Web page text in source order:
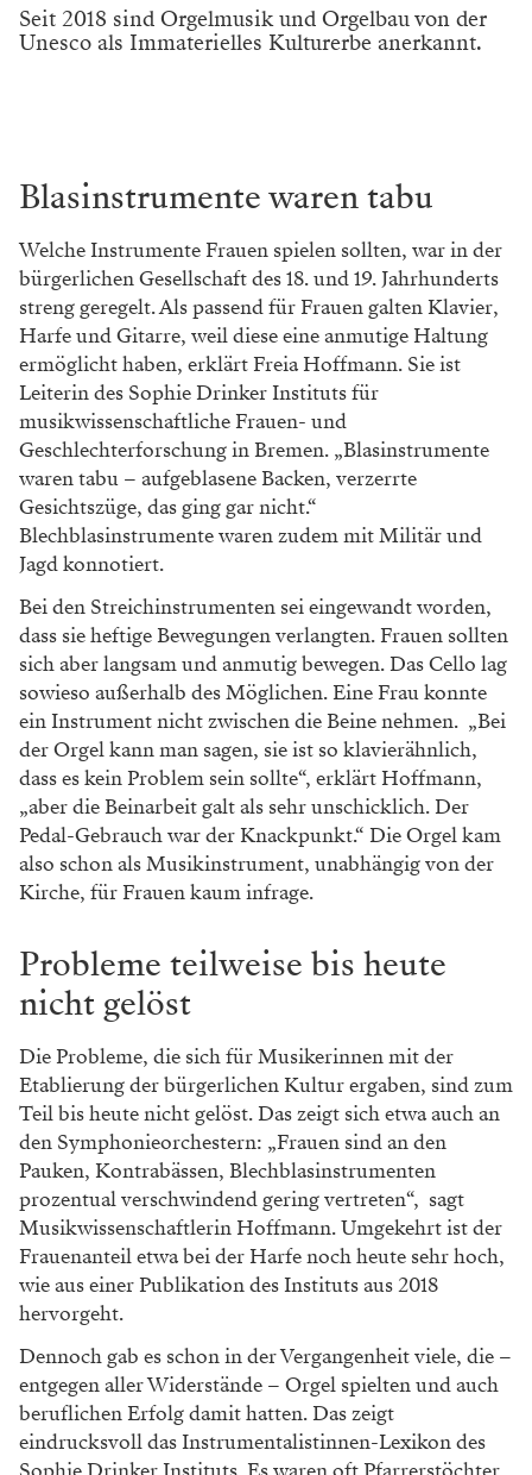
Seit 2018 sind Orgelmusik und Orgelbau von der
Unesco als Immaterielles Kulturerbe anerkannt.
Blasinstrumente waren tabu
Welche Instrumente Frauen spielen sollten, war in der
bürgerlichen Gesellschaft des 18. und 19. Jahrhunderts
streng geregelt. Als passend für Frauen galten Klavier,
Harfe und Gitarre, weil diese eine anmutige Haltung
ermöglicht haben, erklärt Freia Hoffmann. Sie ist
Leiterin des Sophie Drinker Instituts für
musikwissenschaftliche Frauen- und
Geschlechterforschung in Bremen. „Blasinstrumente
waren tabu – aufgeblasene Backen, verzerrte
Gesichtszüge, das ging gar nicht.“
Blechblasinstrumente waren zudem mit Militär und
Jagd konnotiert.
Bei den Streichinstrumenten sei eingewandt worden,
dass sie heftige Bewegungen verlangten. Frauen sollten
sich aber langsam und anmutig bewegen. Das Cello lag
sowieso außerhalb des Möglichen. Eine Frau konnte
ein Instrument nicht zwischen die Beine nehmen. „Bei
der Orgel kann man sagen, sie ist so klavierähnlich,
dass es kein Problem sein sollte“, erklärt Hoffmann,
„aber die Beinarbeit galt als sehr unschicklich. Der
Pedal-Gebrauch war der Knackpunkt.“ Die Orgel kam
also schon als Musikinstrument, unabhängig von der
Kirche, für Frauen kaum infrage.
Probleme teilweise bis heute
nicht gelöst
Die Probleme, die sich für Musikerinnen mit der
Etablierung der bürgerlichen Kultur ergaben, sind zum
Teil bis heute nicht gelöst. Das zeigt sich etwa auch an
den Symphonieorchestern: „Frauen sind an den
Pauken, Kontrabässen, Blechblasinstrumenten
prozentual verschwindend gering vertreten“, sagt
Musikwissenschaftlerin Hoffmann. Umgekehrt ist der
Frauenanteil etwa bei der Harfe noch heute sehr hoch,
wie aus einer Publikation des Instituts aus 2018
hervorgeht.
Dennoch gab es schon in der Vergangenheit viele, die –
entgegen aller Widerstände – Orgel spielten und auch
beruflichen Erfolg damit hatten. Das zeigt
eindrucksvoll das Instrumentalistinnen-Lexikon des